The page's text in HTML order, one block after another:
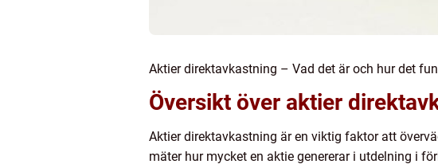
Aktier direktavkastning – Vad det är och hur det
Översikt över aktier
Aktier direktavkastning är en viktig faktor att
mäter hur mycket en aktie genererar i utdelning i